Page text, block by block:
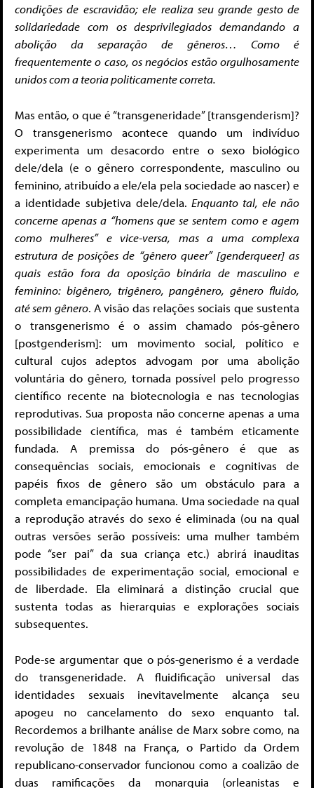
condições de escravidão; ele realiza seu grande gesto de
solidariedade com os desprivilegiados demandando a
abolição da separação de gêneros… Como é
frequentemente o caso, os negócios estão orgulhosamente
unidos com a teoria politicamente correta.
Mas então, o que é “transgeneridade” [transgenderism]?
O transgenerismo acontece quando um indivíduo
experimenta um desacordo entre o sexo biológico
dele/dela (e o gênero correspondente, masculino ou
feminino, atribuído a ele/ela pela sociedade ao nascer) e
a identidade subjetiva dele/dela.Enquanto tal, ele não
concerne apenas a “homens que se sentem como e agem
como mulheres” e vice-versa, mas a uma complexa
estrutura de posições de “gênero queer” [genderqueer] as
quais estão fora da oposição binária de masculino e
feminino: bigênero, trigênero, pangênero, gênero fluido,
até sem gênero. A visão das relações sociais que sustenta
o transgenerismo é o assim chamado pós-gênero
[postgenderism]: um movimento social, político e
cultural cujos adeptos advogam por uma abolição
voluntária do gênero, tornada possível pelo progresso
científico recente na biotecnologia e nas tecnologias
reprodutivas. Sua proposta não concerne apenas a uma
possibilidade científica, mas é também eticamente
fundada. A premissa do pós-gênero é que as
consequências sociais, emocionais e cognitivas de
papéis fixos de gênero são um obstáculo para a
completa emancipação humana. Uma sociedade na qual
a reprodução através do sexo é eliminada (ou na qual
outras versões serão possíveis: uma mulher também
pode “ser pai” da sua criança etc.) abrirá inauditas
possibilidades de experimentação social, emocional e
de liberdade. Ela eliminará a distinção crucial que
sustenta todas as hierarquias e explorações sociais
subsequentes.
Pode-se argumentar que o pós-generismo é a verdade
do transgeneridade. A fluidificação universal das
identidades sexuais inevitavelmente alcança seu
apogeu no cancelamento do sexo enquanto tal.
Recordemos a brilhante análise de Marx sobre como, na
revolução de 1848 na França, o Partido da Ordem
republicano-conservador funcionou como a coalizão de
duas ramificações da monarquia (orleanistas e